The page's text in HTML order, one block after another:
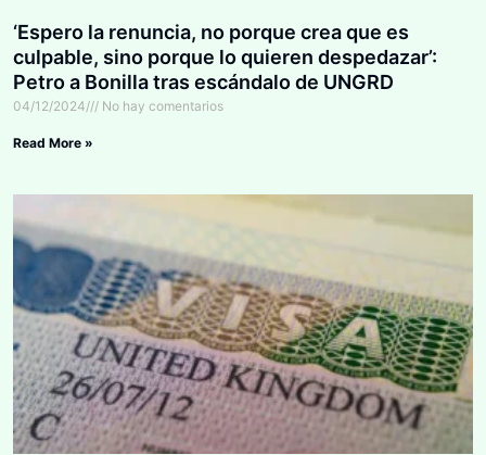
‘Espero la renuncia, no porque crea que es
culpable, sino porque lo quieren despedazar’:
Petro a Bonilla tras escándalo de UNGRD
04/12/2024 No hay comentarios
Read More »